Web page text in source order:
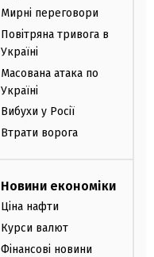
Мирні переговори
Повітряна тривога в
Україні
Масована атака по
Україні
Вибухи у Росії
Втрати ворога
Новини економіки
Ціна нафти
Курси валют
Фінансові новини